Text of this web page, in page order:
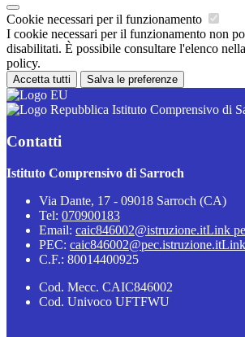
Cookie necessari per il funzionamento
I cookie necessari per il funzionamento non
disabilitati. È possibile consultare l'elenco
policy.
Accetta tutti Salva le preferenze
Istituto Comprensivo di
Contatti
Istituto Comprensivo di Sarroch
Via Dante, 17 - 09018 Sarroch (CA)
Tel: 070900183
Email: caic846002@istruzione.itLink
PEC: caic846002@pec.istruzione.it
C.F.: 80014400925
Cod. Mecc. CAIC846002
Cod. Univoco UFTFWU